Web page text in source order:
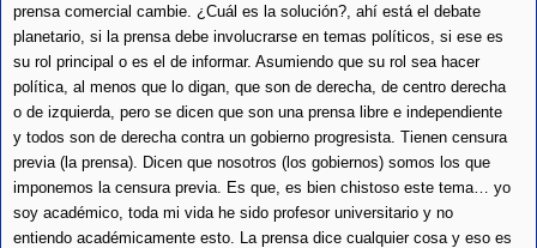
prensa comercial cambie. ¿Cuál es la solución?, ahí está el debate
planetario, si la prensa debe involucrarse en temas políticos, si ese es
su rol principal o es el de informar. Asumiendo que su rol sea hacer
política, al menos que lo digan, que son de derecha, de centro derecha
o de izquierda, pero se dicen que son una prensa libre e independiente
y todos son de derecha contra un gobierno progresista. Tienen censura
previa (la prensa). Dicen que nosotros (los gobiernos) somos los que
imponemos la censura previa. Es que, es bien chistoso este tema… yo
soy académico, toda mi vida he sido profesor universitario y no
entiendo académicamente esto. La prensa dice cualquier cosa y eso es